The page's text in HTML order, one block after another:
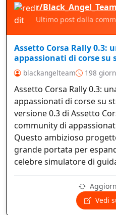
r/Black_Angel_Team
Ultimo post dalla
Assetto Corsa Rally 0.3:
appassionati di corse su
blackangelteam 198
Assetto Corsa Rally 0.3:
appassionati di corse su
versione 0.3 di Assetto
community di
Questo ambizioso
grande portata per
celebre simulatore di
Vedi